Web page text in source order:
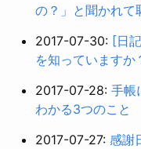
の？」と聞かれて
2017-07-30: [日
を知っていますか
2017-07-28: 手帳
わかる3つのこと
2017-07-27: 感謝